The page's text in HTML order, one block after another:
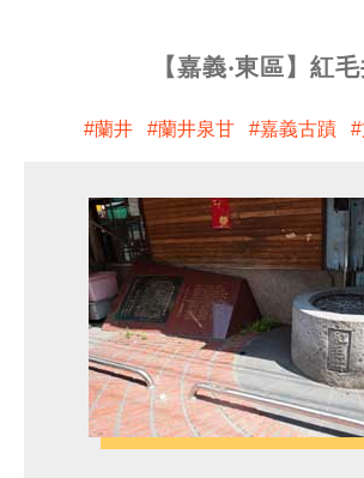
【嘉義‧東區】紅
蘭井 蘭井泉甘 嘉義古蹟